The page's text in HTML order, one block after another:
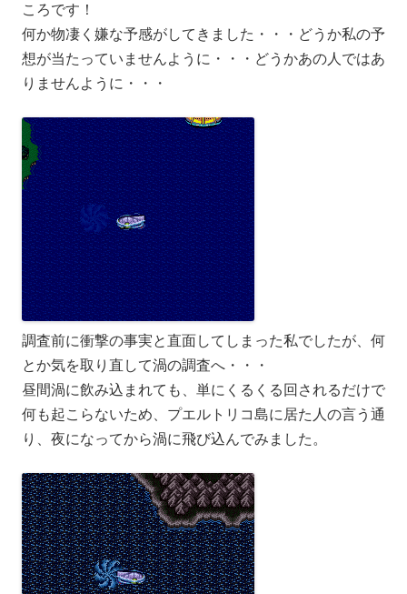
ころです！
何か物凄く嫌な予感がしてきました・・・どうか私の予
想が当たっていませんように・・・どうかあの人ではあ
りませんように・・・
調査前に衝撃の事実と直面してしまった私でしたが、何
とか気を取り直して渦の調査へ・・・
昼間渦に飲み込まれても、単にくるくる回されるだけで
何も起こらないため、プエルトリコ島に居た人の言う通
り、夜になってから渦に飛び込んでみました。